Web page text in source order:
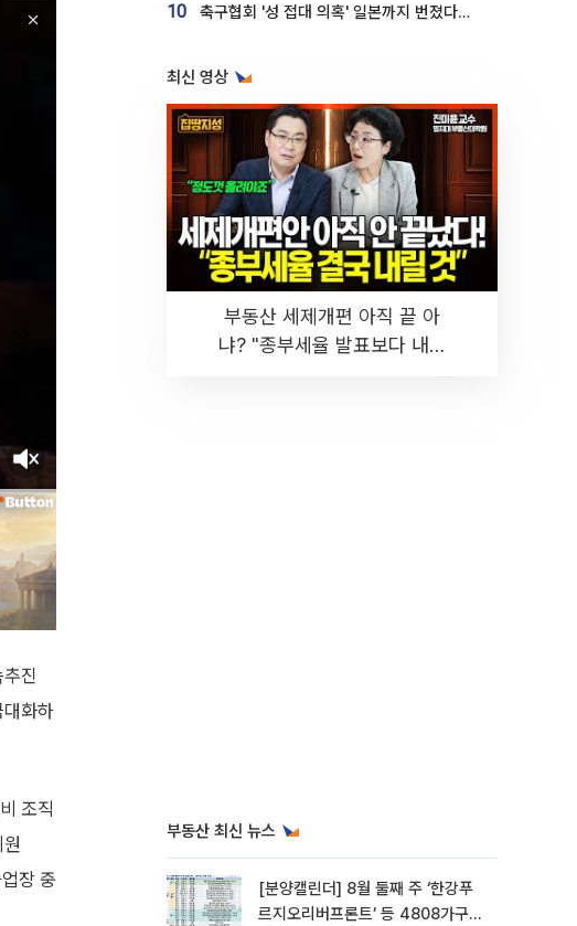
진
대화하
조직
장 중
10 축구협회 '성 접대 의혹' 일본까지 번졌다…日 심판 실명 공개
최신 영상
부동산 세제개편 아직 끝 아
냐? "종부세율 발표보다 내릴
부동산 최신 뉴스
[분양캘린더] 8월 둘째 주 ‘한강푸
르지오리버프론트’ 등 4808가구